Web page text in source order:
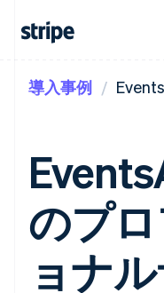
支払い
オンライン決
済
Managed
Payments
マーチャント
オブレコード
ソリューショ
ン
Payment links
コーディング
企業
ユー
ース
E コ
ドキ
ライ
オン
学ぶ
ガイ
サポ
サポ
管理
導入事例
のプ
ョナ